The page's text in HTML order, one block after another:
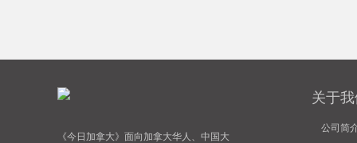
《今日加拿大》面向加拿大华人、中国大
关于
公司简